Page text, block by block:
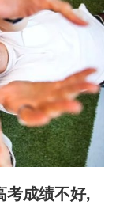
考成绩不好,